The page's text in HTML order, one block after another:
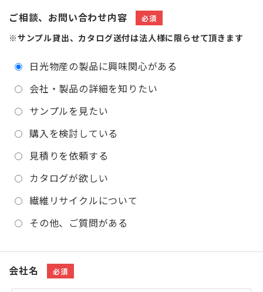
ご相談、お問い合わせ内容 必須
※サンプル貸出、カタログ送付は法人様に限らせて頂きます
日光物産の製品に興味関心がある
会社・製品の詳細を知りたい
サンプルを見たい
購入を検討している
見積りを依頼する
カタログが欲しい
繊維リサイクルについて
その他、ご質問がある
会社名 必須